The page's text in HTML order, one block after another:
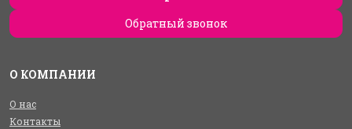
Обратный звонок
О КОМПАНИИ
О нас
Контакты